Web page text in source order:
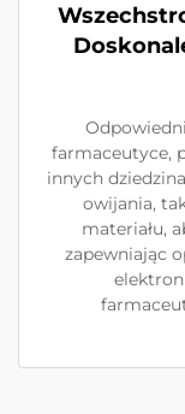
farmaceutyce,
innych
owijania,
materiału,
zapewniając